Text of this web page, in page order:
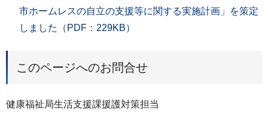
市ホームレスの自立の支援等に関する実施計画」を策定
しました（PDF：229KB）
このページへのお問合せ
健康福祉局生活支援課援護対策担当